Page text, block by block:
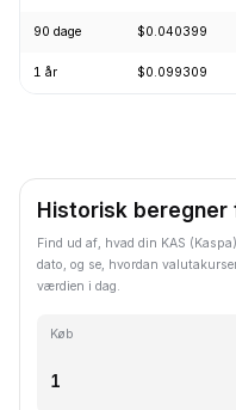
90 dage $0.040399
1 år $0.099309
Historisk beregner
Find ud af, hvad din KAS
dato, og se, hvordan
værdien i dag.
Køb